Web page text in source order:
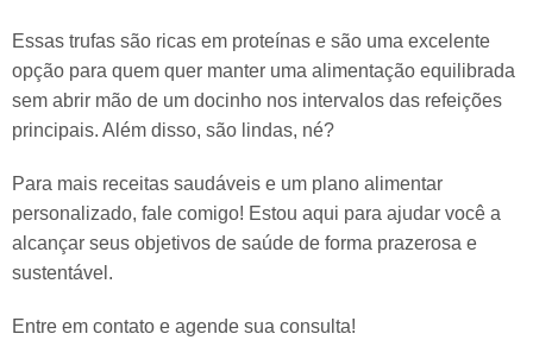
Essas trufas são ricas em proteínas e são uma excelente
opção para quem quer manter uma alimentação equilibrada
sem abrir mão de um docinho nos intervalos das refeições
principais. Além disso, são lindas, né?
Para mais receitas saudáveis e um plano alimentar
personalizado, fale comigo! Estou aqui para ajudar você a
alcançar seus objetivos de saúde de forma prazerosa e
sustentável.
Entre em contato e agende sua consulta!